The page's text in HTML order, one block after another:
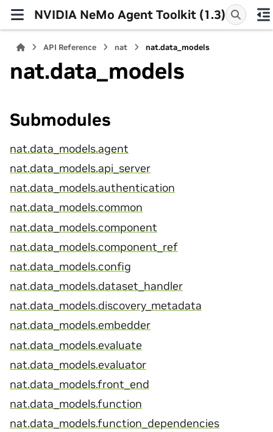
NVIDIA NeMo Agent Toolkit (1.3)
API Reference nat nat.data_models
nat.data_models
Submodules
nat.data_models.agent
nat.data_models.api_server
nat.data_models.authentication
nat.data_models.common
nat.data_models.component
nat.data_models.component_ref
nat.data_models.config
nat.data_models.dataset_handler
nat.data_models.discovery_metadata
nat.data_models.embedder
nat.data_models.evaluate
nat.data_models.evaluator
nat.data_models.front_end
nat.data_models.function
nat.data_models.function_dependencies